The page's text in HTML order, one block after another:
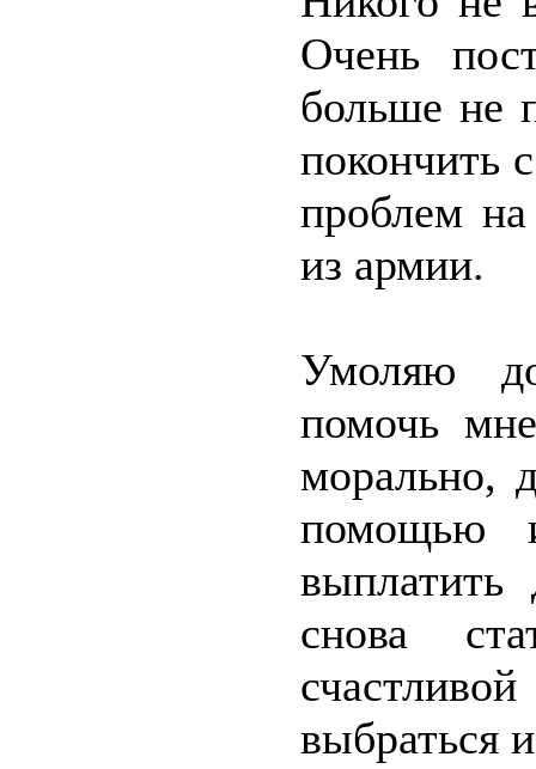
Очень
больше не
покончить
проблем
из армии.
Умоляю
помочь
морально,
помощью
снова
выбраться